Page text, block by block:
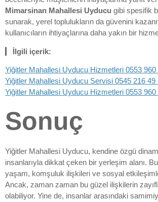
Mimarsinan Mahallesi Uyducu gibi spesifik
sunarak, yerel toplulukların da güvenini
kullanıcıların ihtiyaçlarına daha yakın bir
İlgili içerik:
Yiğitler Mahallesi Uyducu Hizmetleri 0553 960
Yiğitler Mahallesi Uyducu Servisi 0545 216 49
Yiğitler Mahallesi Uyducu Hizmetleri 0553 960
Sonuç
Yiğitler Mahallesi Uyducu, kendine özgü
insanlarıyla dikkat çeken bir yerleşim alanı.
yaşam, komşuluk ilişkileri ve sosyal
Ancak, zaman zaman bu güzel ilişkilerin
olabiliyor. Yine de, insanlar arasındaki